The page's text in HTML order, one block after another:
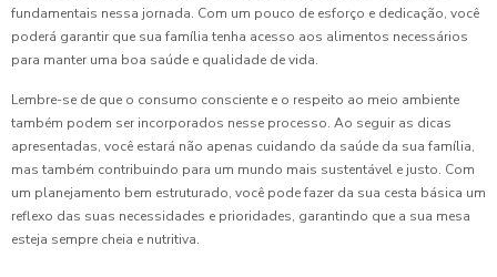
fundamentais nessa jornada. Com um pouco de esforço e dedicação, você
poderá garantir que sua família tenha acesso aos alimentos necessários
para manter uma boa saúde e qualidade de vida.
Lembre-se de que o consumo consciente e o respeito ao meio ambiente
também podem ser incorporados nesse processo. Ao seguir as dicas
apresentadas, você estará não apenas cuidando da saúde da sua família,
mas também contribuindo para um mundo mais sustentável e justo. Com
um planejamento bem estruturado, você pode fazer da sua cesta básica um
reflexo das suas necessidades e prioridades, garantindo que a sua mesa
esteja sempre cheia e nutritiva.